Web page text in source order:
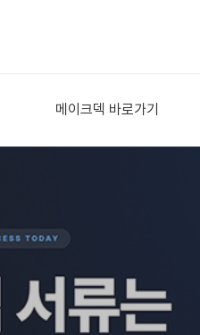
메이크덱 바로가기